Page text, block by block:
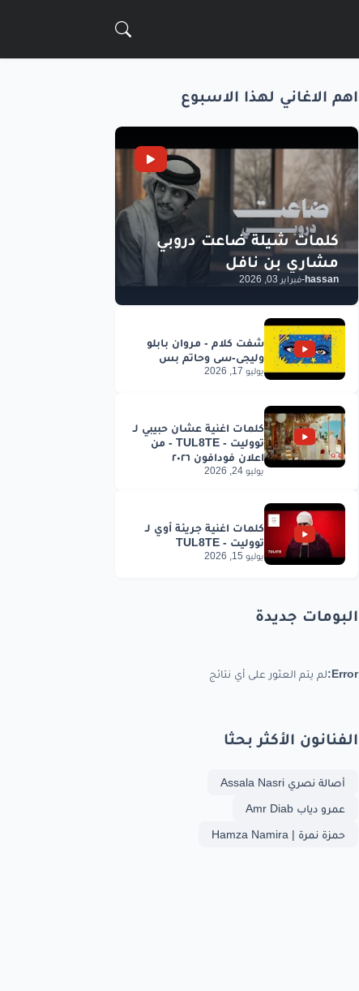
اهم الاغاني لهذا الاسبوع
hassan
-فبراير 03, 2026
يوليو 17, 2026
يوليو 24, 2026
يوليو 15, 2026
البومات جديدة
Error: لم يتم العثور على أي نتائج
الفنانون الأكثر بحثا
أصالة نصري Assala Nasri
عمرو دياب Amr Diab
حمزة نمرة | Hamza Namira